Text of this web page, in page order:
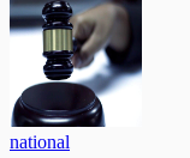
national